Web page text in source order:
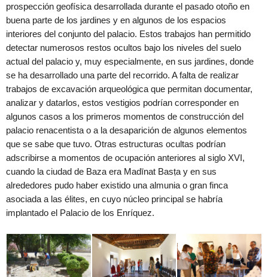
prospección geofísica desarrollada durante el pasado otoño en
buena parte de los jardines y en algunos de los espacios
interiores del conjunto del palacio. Estos trabajos han permitido
detectar numerosos restos ocultos bajo los niveles del suelo
actual del palacio y, muy especialmente, en sus jardines, donde
se ha desarrollado una parte del recorrido. A falta de realizar
trabajos de excavación arqueológica que permitan documentar,
analizar y datarlos, estos vestigios podrían corresponder en
algunos casos a los primeros momentos de construcción del
palacio renacentista o a la desaparición de algunos elementos
que se sabe que tuvo. Otras estructuras ocultas podrían
adscribirse a momentos de ocupación anteriores al siglo XVI,
cuando la ciudad de Baza era Madīnat Basṭa y en sus
alrededores pudo haber existido una almunia o gran finca
asociada a las élites, en cuyo núcleo principal se habría
implantado el Palacio de los Enríquez.